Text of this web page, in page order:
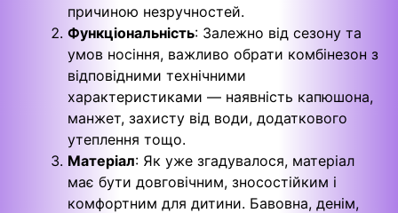
причиною незручностей.
Функціональність: Залежно від сезону та
умов носіння, важливо обрати комбінезон з
відповідними технічними
характеристиками — наявність капюшона,
манжет, захисту від води, додаткового
утеплення тощо.
Матеріал: Як уже згадувалося, матеріал
має бути довговічним, зносостійким і
комфортним для дитини. Бавовна, денім,